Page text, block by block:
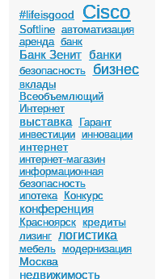
#lifeisgood Cisco
Softline автоматизация
аренда банк
Банк Зенит банки
безопасность бизнес
вклады
Всеобъемлющий
Интернет
выставка
Гарант
инвестиции инновации
интернет
интернет-магазин
информационная
безопасность
ипотека
Конкурс
конференция
Красноярск кредиты
лизинг логистика
мебель модернизация
Москва
недвижимость